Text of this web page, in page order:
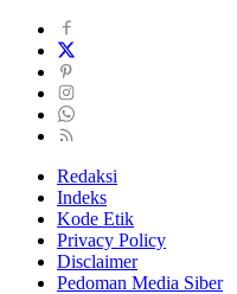
Redaksi
Indeks
Kode Etik
Privacy Policy
Disclaimer
Pedoman Media Siber